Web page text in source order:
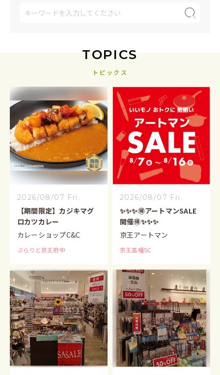
TOPICS
トピックス
2026/08/07 Fri.
【期間限定】カジキマグ
ロカツカレー
カレーショップC&C
ぷらりと京王府中
2026/08/07 Fri.
✨✨✨🉐アートマンSALE
開催🉐✨✨✨
京王アートマン
京王高幡SC